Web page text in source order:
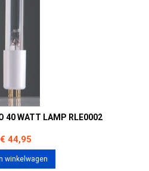
40 WATT LAMP RLE0002
Prijs
€ 44,95
winkelwagen